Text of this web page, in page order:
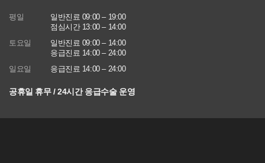
평일
일반진료 09:00 – 19:00
점심시간 13:00 – 14:00
토요일
일반진료 09:00 – 14:00
응급진료 14:00 – 24:00
일요일
응급진료 14:00 – 24:00
공휴일 휴무 / 24시간 응급수술 운영
※ 위 개인정보는 연세바로척병원에서 제공하는 서비스를 이용하기
위해 필요한 최소한의 정보이므로 동의를 해주셔야만 서비스를 이용